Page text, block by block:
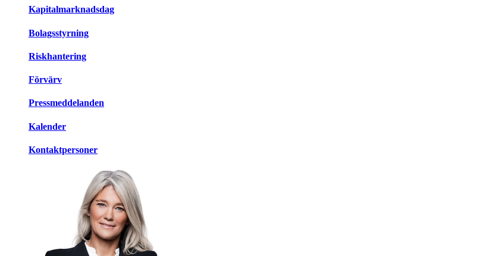
Kapitalmarknadsdag
Bolagsstyrning
Riskhantering
Förvärv
Pressmeddelanden
Kalender
Kontaktpersoner